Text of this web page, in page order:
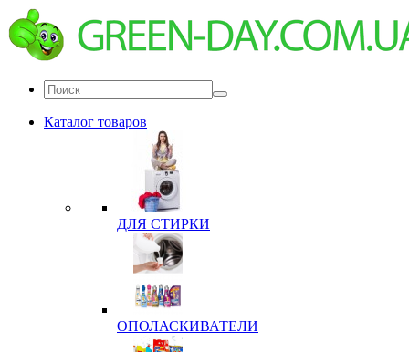
Каталог товаров
ДЛЯ СТИРКИ
ОПОЛАСКИВАТЕЛИ